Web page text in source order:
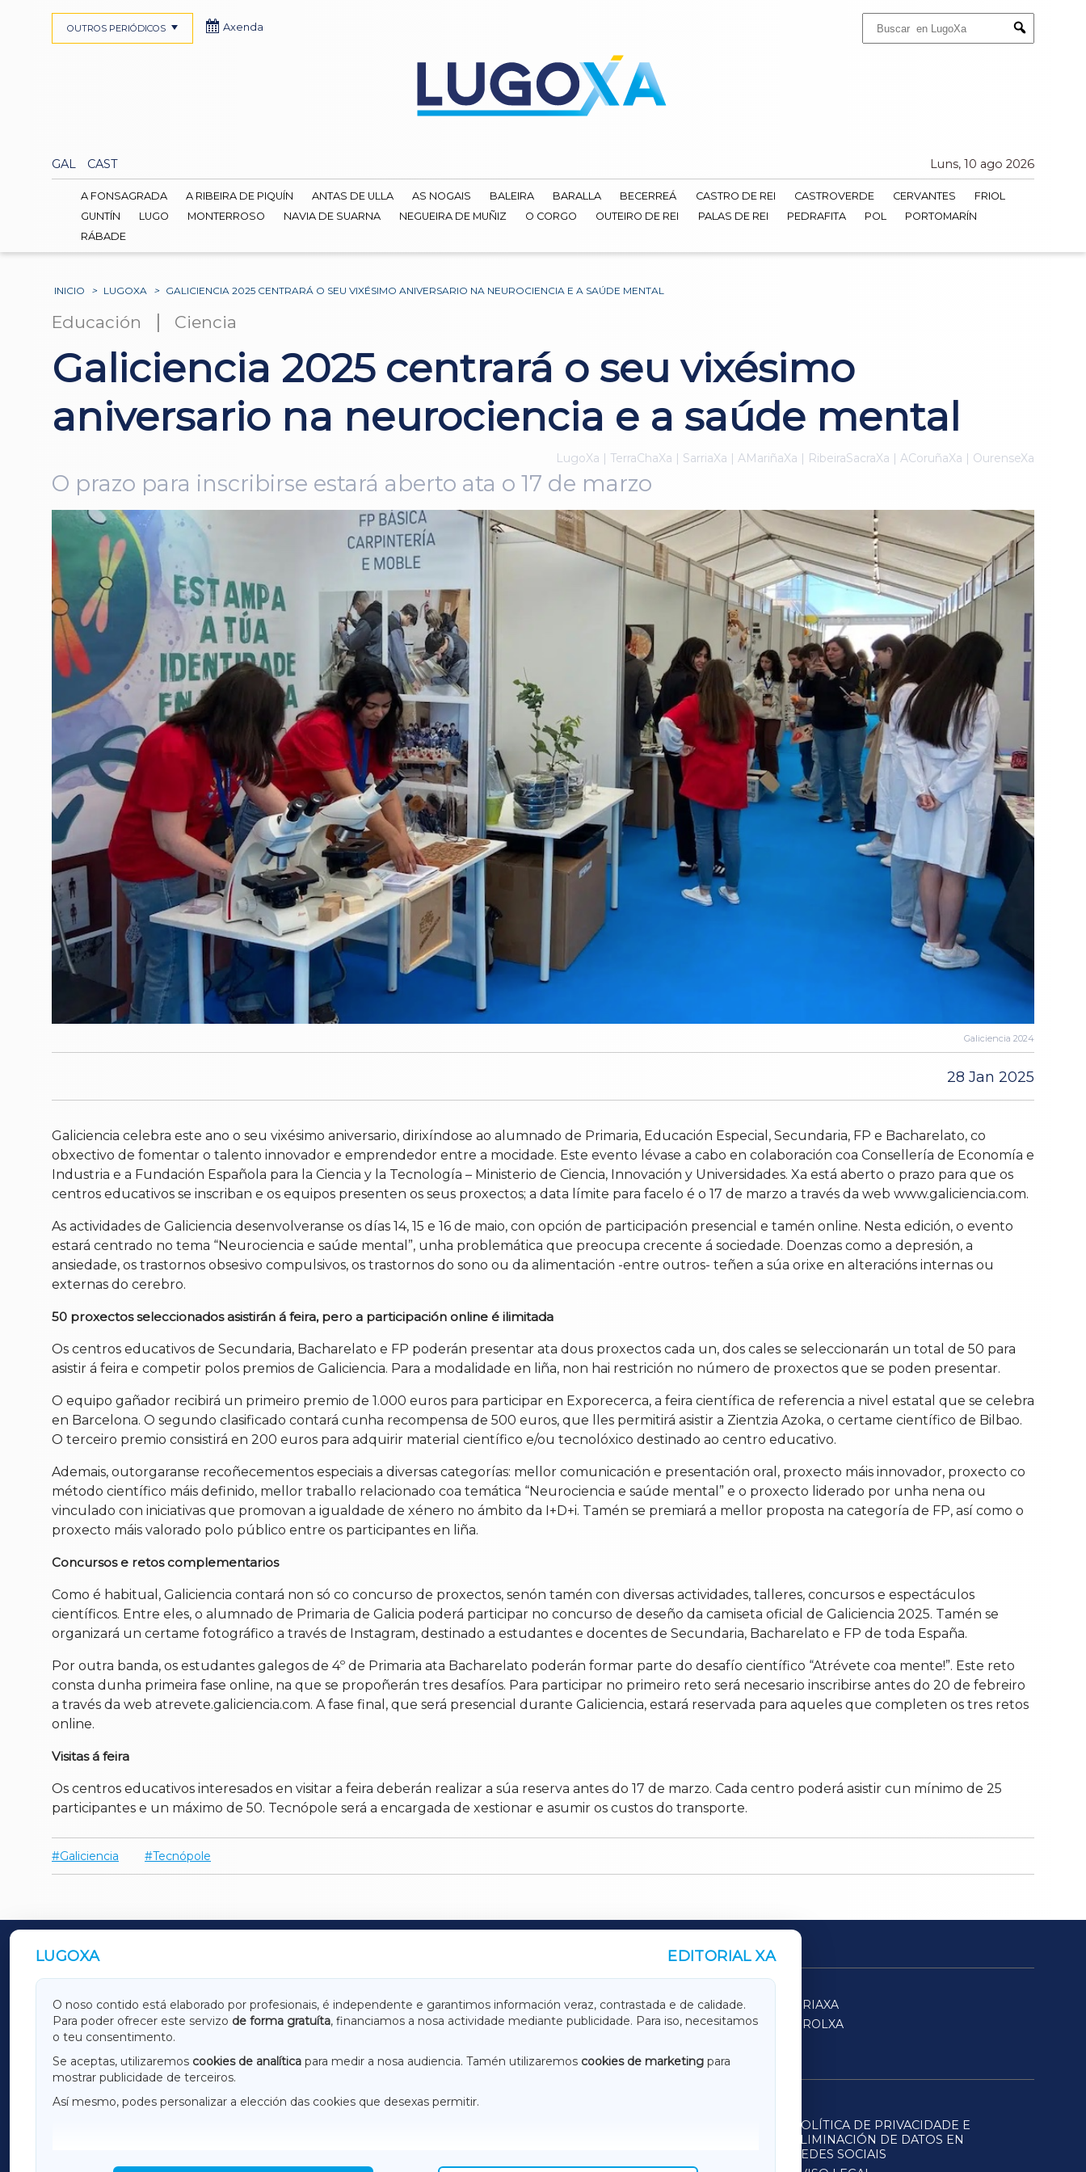
Submit
GAL CAST Luns, 10 ago 2026
OUTROS PERIÓDICOS Axenda
A FONSAGRADA A RIBEIRA DE PIQUÍN ANTAS DE ULLA AS NOGAIS BALEIRA BARALLA BECERREÁ CASTRO DE REI CASTROVERDE CERVANTES
FRIOL
GUNTÍN
LUGO MONTERROSO NAVIA DE SUARNA NEGUEIRA DE MUÑIZ O CORGO OUTEIRO DE REI PALAS DE REI PEDRAFITA POL
PORTOMARÍN
RÁBADE
INICIO > LUGOXA > GALICIENCIA 2025 CENTRARÁ O SEU VIXÉSIMO ANIVERSARIO NA NEUROCIENCIA E A SAÚDE MENTAL
Educación | Ciencia
Galiciencia 2025 centrará o seu vixésimo
aniversario na neurociencia e a saúde mental
LugoXa | TerraChaXa | SarriaXa | AMariñaXa | RibeiraSacraXa | ACoruñaXa | OurenseXa
O prazo para inscribirse estará aberto ata o 17 de marzo
Galiciencia 2024
28 Jan 2025
Galiciencia celebra este ano o seu vixésimo aniversario, dirixíndose ao alumnado de Primaria, Educación Especial, Secundaria, FP e Bacharelato, co
obxectivo de fomentar o talento innovador e emprendedor entre a mocidade. Este evento lévase a cabo en colaboración coa Consellería de Economía e
Industria e a Fundación Española para la Ciencia y la Tecnología – Ministerio de Ciencia, Innovación y Universidades. Xa está aberto o prazo para que os
centros educativos se inscriban e os equipos presenten os seus proxectos; a data límite para facelo é o 17 de marzo a través da web www.galiciencia.com.
As actividades de Galiciencia desenvolveranse os días 14, 15 e 16 de maio, con opción de participación presencial e tamén online. Nesta edición, o evento
estará centrado no tema “Neurociencia e saúde mental”, unha problemática que preocupa crecente á sociedade. Doenzas como a depresión, a
ansiedade, os trastornos obsesivo compulsivos, os trastornos do sono ou da alimentación -entre outros- teñen a súa orixe en alteracións internas ou
externas do cerebro.
50 proxectos seleccionados asistirán á feira, pero a participación online é ilimitada
Os centros educativos de Secundaria, Bacharelato e FP poderán presentar ata dous proxectos cada un, dos cales se seleccionarán un total de 50 para
asistir á feira e competir polos premios de Galiciencia. Para a modalidade en liña, non hai restrición no número de proxectos que se poden presentar.
O equipo gañador recibirá un primeiro premio de 1.000 euros para participar en Exporecerca, a feira científica de referencia a nivel estatal que se celebra
en Barcelona. O segundo clasificado contará cunha recompensa de 500 euros, que lles permitirá asistir a Zientzia Azoka, o certame científico de Bilbao.
O terceiro premio consistirá en 200 euros para adquirir material científico e/ou tecnolóxico destinado ao centro educativo.
Ademais, outorgaranse recoñecementos especiais a diversas categorías: mellor comunicación e presentación oral, proxecto máis innovador, proxecto co
método científico máis definido, mellor traballo relacionado coa temática “Neurociencia e saúde mental” e o proxecto liderado por unha nena ou
vinculado con iniciativas que promovan a igualdade de xénero no ámbito da I+D+i. Tamén se premiará a mellor proposta na categoría de FP, así como o
proxecto máis valorado polo público entre os participantes en liña.
Concursos e retos complementarios
Como é habitual, Galiciencia contará non só co concurso de proxectos, senón tamén con diversas actividades, talleres, concursos e espectáculos
científicos. Entre eles, o alumnado de Primaria de Galicia poderá participar no concurso de deseño da camiseta oficial de Galiciencia 2025. Tamén se
organizará un certame fotográfico a través de Instagram, destinado a estudantes e docentes de Secundaria, Bacharelato e FP de toda España.
Por outra banda, os estudantes galegos de 4º de Primaria ata Bacharelato poderán formar parte do desafío científico “Atrévete coa mente!”. Este reto
consta dunha primeira fase online, na que se propoñerán tres desafíos. Para participar no primeiro reto será necesario inscribirse antes do 20 de febreiro
a través da web atrevete.galiciencia.com. A fase final, que será presencial durante Galiciencia, estará reservada para aqueles que completen os tres retos
online.
Visitas á feira
Os centros educativos interesados en visitar a feira deberán realizar a súa reserva antes do 17 de marzo. Cada centro poderá asistir cun mínimo de 25
participantes e un máximo de 50. Tecnópole será a encargada de xestionar e asumir os custos do transporte.
Galiciencia Tecnópole
LUGOXA EDITORIAL XA
O noso contido está elaborado por profesionais, é independente e garantimos información veraz, contrastada e de calidade.
Para poder ofrecer este servizo de forma gratuíta, financiamos a nosa actividade mediante publicidade. Para iso, necesitamos
o teu consentimento.
Se aceptas, utilizaremos cookies de analítica para medir a nosa audiencia. Tamén utilizaremos cookies de marketing para
mostrar publicidade de terceiros.
Así mesmo, podes personalizar a elección das cookies que desexas permitir.
OUTROS PERIÓDICOS
GALICIAXA LUGOXA TERRACHAXA
SARRIAXA
AMARIÑAXA
RIBEIRASACRAXA ACORUÑAXA
FERROLXA
OURENSEXA
HEMEROTECA
POLÍTICA DE PRIVACIDADE E
ELIMINACIÓN DE DATOS EN
REDES SOCIAIS